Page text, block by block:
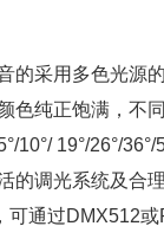
的采用多色光源
色纯正饱满，不
10°/ 19°/26°/36°/
的调光系统及合
通过DMX512或